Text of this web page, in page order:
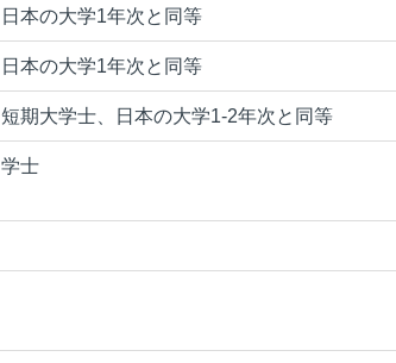
日本の大学1年次と同等
日本の大学1年次と同等
短期大学士、日本の大学1-2年次と同等
学士